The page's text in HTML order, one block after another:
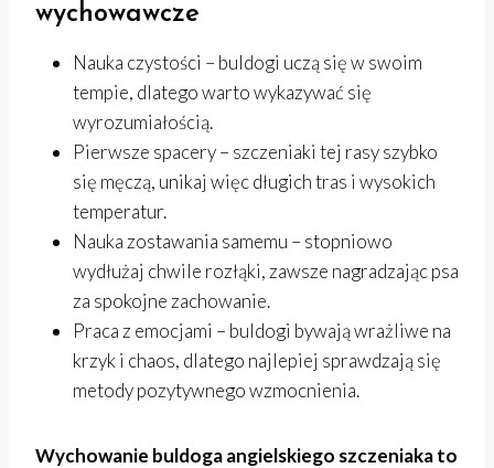
wychowawcze
Nauka czystości – buldogi uczą się w swoim
tempie, dlatego warto wykazywać się
wyrozumiałością.
Pierwsze spacery – szczeniaki tej rasy szybko
się męczą, unikaj więc długich tras i wysokich
temperatur.
Nauka zostawania samemu – stopniowo
wydłużaj chwile rozłąki, zawsze nagradzając psa
za spokojne zachowanie.
Praca z emocjami – buldogi bywają wrażliwe na
krzyk i chaos, dlatego najlepiej sprawdzają się
metody pozytywnego wzmocnienia.
Wychowanie buldoga angielskiego szczeniaka to